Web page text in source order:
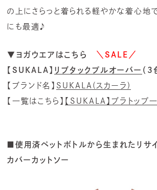
の上にさらっと着られる軽やかな着心地
にも最適♪
▼ヨガウエアはこちら
＼SALE／
【SUKALA】 リブタックプルオーバー （3
【ブランド名】 SUKALA(スカーラ)
【一覧はこちら】 【SUKALA】ブラトップ
■使用済ペットボトルから生まれたリサ
カバーカットソー